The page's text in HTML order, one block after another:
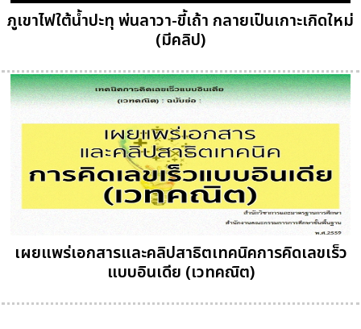
ภูเขาไฟใต้น้ำปะทุ พ่นลาวา-ขี้เถ้า กลายเป็นเกาะเกิดใหม่
(มีคลิป)
เผยแพร่เอกสารและคลิปสาธิตเทคนิคการคิดเลขเร็ว
แบบอินเดีย (เวทคณิต)